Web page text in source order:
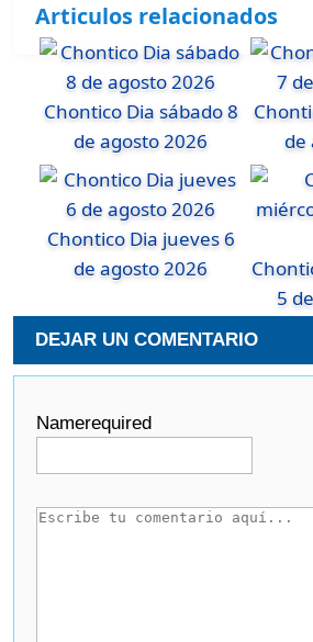
Articulos relacionados
Chontico Dia sábado 8
de agosto 2026
de
Chontico Dia jueves 6
de agosto 2026
5
DEJAR UN COMENTARIO
Namerequired